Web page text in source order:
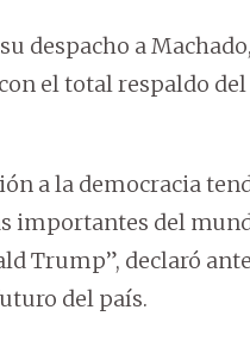
despacho a
el total respaldo
a la democracia
importantes del
Trump”, declaró
del país.